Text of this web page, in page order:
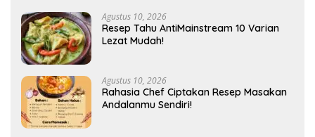
Agustus 10, 2026
Resep Tahu AntiMainstream 10 Varian
Lezat Mudah!
Agustus 10, 2026
Rahasia Chef Ciptakan Resep Masakan
Andalanmu Sendiri!